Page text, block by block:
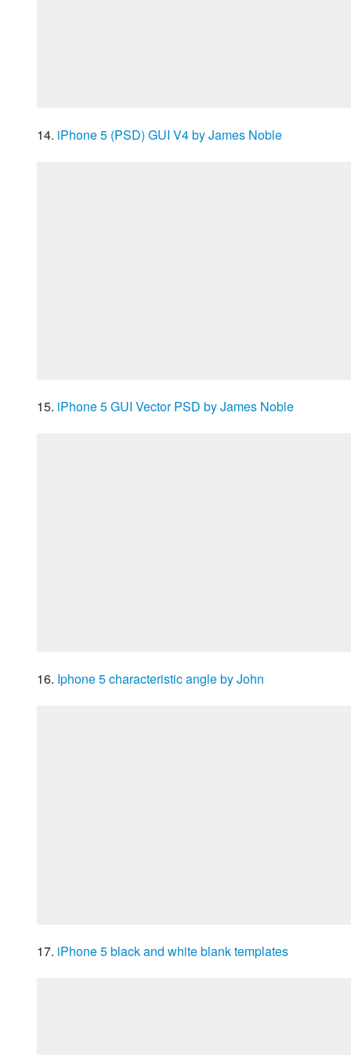
14. iPhone 5 (PSD) GUI V4 by James Noble
15. iPhone 5 GUI Vector PSD by James Noble
16. Iphone 5 characteristic angle by John
17. iPhone 5 black and white blank templates